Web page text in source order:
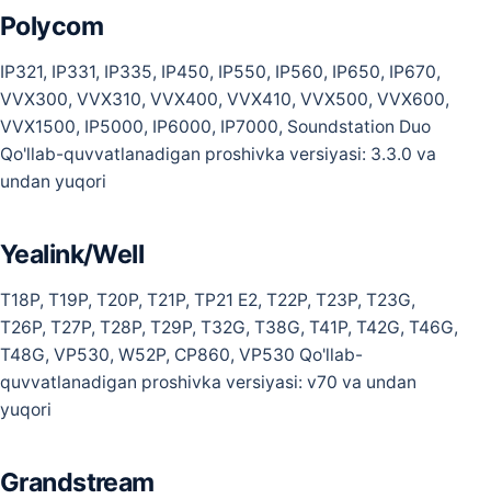
Polycom
IP321, IP331, IP335, IP450, IP550, IP560, IP650, IP670,
VVX300, VVX310, VVX400, VVX410, VVX500, VVX600,
VVX1500, IP5000, IP6000, IP7000, Soundstation Duo
Qo'llab-quvvatlanadigan proshivka versiyasi: 3.3.0 va
undan yuqori
Yealink/Well
T18P, T19P, T20P, T21P, TP21 E2, T22P, T23P, T23G,
T26P, T27P, T28P, T29P, T32G, T38G, T41P, T42G, T46G,
T48G, VP530, W52P, CP860, VP530 Qo'llab-
quvvatlanadigan proshivka versiyasi: v70 va undan
yuqori
Grandstream